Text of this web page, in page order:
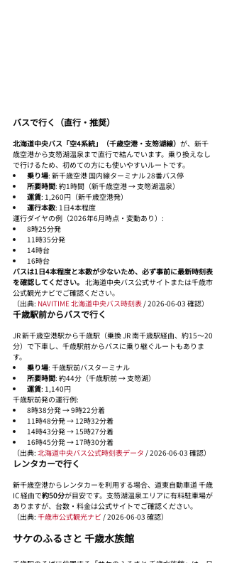
バスで行く（直行・推奨）
北海道中央バス「空4系統」（千歳空港・支笏湖線） が、新千
歳空港から支笏湖温泉まで直行で結んでいます。乗り換えなし
で行けるため、初めての方にも使いやすいルートです。
乗り場: 新千歳空港 国内線ターミナル 28番バス停
所要時間: 約1時間（新千歳空港 → 支笏湖温泉）
運賃: 1,260円（新千歳空港発）
運行本数: 1日4本程度
運行ダイヤの例（2026年6月時点・変動あり）:
8時25分発
11時35分発
14時台
16時台
バスは1日4本程度と本数が少ないため、必ず事前に最新時刻表
を確認してください。 北海道中央バス公式サイトまたは千歳市
公式観光ナビでご確認ください。
（出典: NAVITIME 北海道中央バス時刻表 / 2026-06-03 確認）
千歳駅前からバスで行く
JR 新千歳空港駅から千歳駅（乗換 JR 南千歳駅経由、約15〜20
分）で下車し、千歳駅前からバスに乗り継ぐルートもありま
す。
乗り場: 千歳駅前バスターミナル
所要時間: 約44分（千歳駅前 → 支笏湖）
運賃: 1,140円
千歳駅前発の運行例:
8時38分発 → 9時22分着
11時48分発 → 12時32分着
14時43分発 → 15時27分着
16時45分発 → 17時30分着
（出典: 北海道中央バス公式時刻表データ / 2026-06-03 確認）
レンタカーで行く
新千歳空港からレンタカーを利用する場合、道東自動車道 千歳
IC 経由で約50分が目安です。支笏湖温泉エリアに有料駐車場が
ありますが、台数・料金は公式サイトでご確認ください。
（出典: 千歳市公式観光ナビ / 2026-06-03 確認）
サケのふるさと 千歳水族館